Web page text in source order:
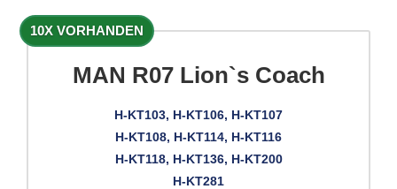
10X VORHANDEN
MAN R07 Lion`s Coach
H-KT103, H-KT106, H-KT107
H-KT108, H-KT114, H-KT116
H-KT118, H-KT136, H-KT200
H-KT281